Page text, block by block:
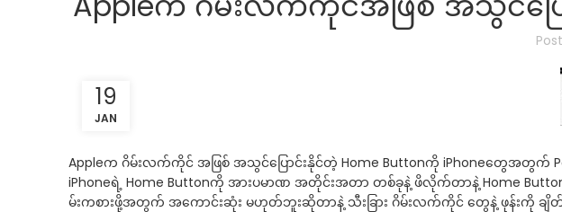
19
JAN
Appleက ဂိမ်းလက်ကိုင် အဖြစ် အသွင်ပြောင်းနိုင်တဲ့ Home Buttonကို iPhoneတွေအတွ
iPhoneရဲ့ Home Buttonကို အားပမာဏ အတိုင်းအတာ တစ်ခုနဲ့ ဖိလိုက်တာနဲ့ Home
မ်းကစားဖို့အတွက် အကောင်းဆုံး မဟုတ်ဘူးဆိုတာနဲ့ သီးခြား ဂိမ်းလက်ကိုင် တွေနဲ့ ဖုန်းကို